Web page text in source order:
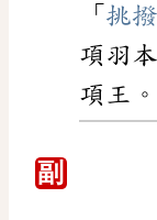
「 挑
項羽
項王。
副